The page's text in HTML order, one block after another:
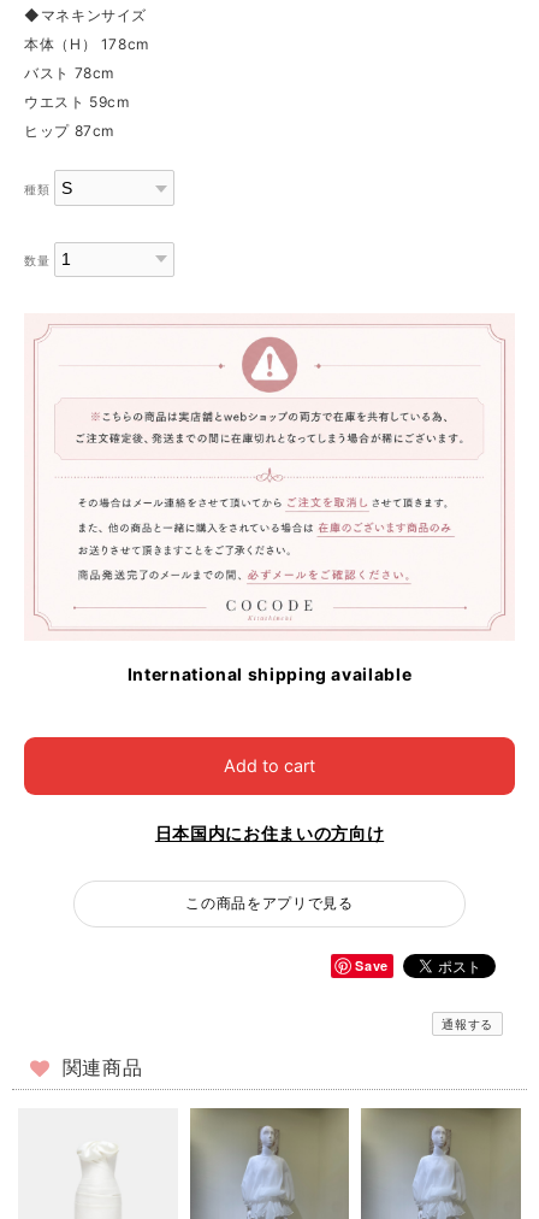
◆マネキンサイズ
本体（H） 178cm
バスト 78cm
ウエスト 59cm
ヒップ 87cm
種類
数量
International shipping available
Add to cart
日本国内にお住まいの方向け
この商品をアプリで見る
Save
通報する
関連商品